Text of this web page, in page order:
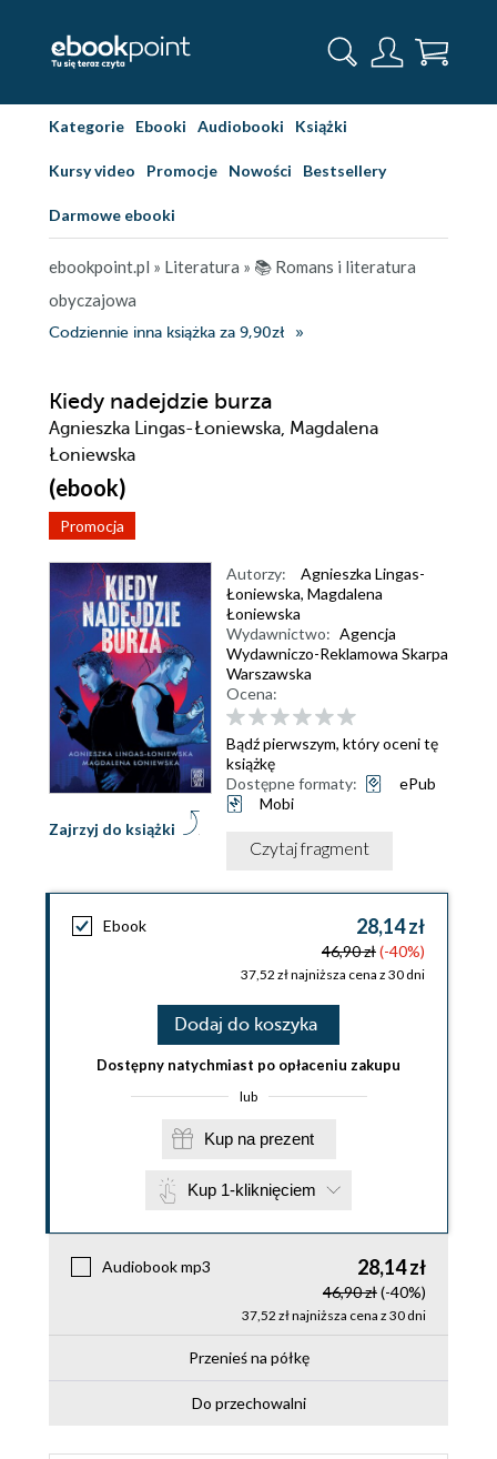
Kategorie Ebooki Audiobooki Książki
Kursy video Promocje Nowości Bestsellery
Darmowe ebooki
ebookpoint.pl » Literatura » 📚 Romans i literatura
obyczajowa
Codziennie inna książka za 9,90zł
Kiedy nadejdzie burza
Agnieszka Lingas-Łoniewska, Magdalena
Łoniewska
(ebook)
Promocja
Zajrzyj do książki
Autorzy:
Agnieszka Lingas-
Łoniewska, Magdalena
Łoniewska
Wydawnictwo: Agencja
Wydawniczo-Reklamowa Skarpa
Warszawska
Ocena:
Bądź pierwszym, który oceni tę
książkę
Dostępne formaty:
ePub
Mobi
Czytaj fragment
Ebook 28,14 zł
46,90 zł(-40%)
37,52 zł najniższa cena z 30 dni
Dodaj do koszyka
Dostępny natychmiast po opłaceniu zakupu
lub
Kup na prezent
Kup 1-kliknięciem
Audiobook mp3 28,14 zł
46,90 zł(-40%)
37,52 zł najniższa cena z 30 dni
Przenieś na półkę
Do przechowalni